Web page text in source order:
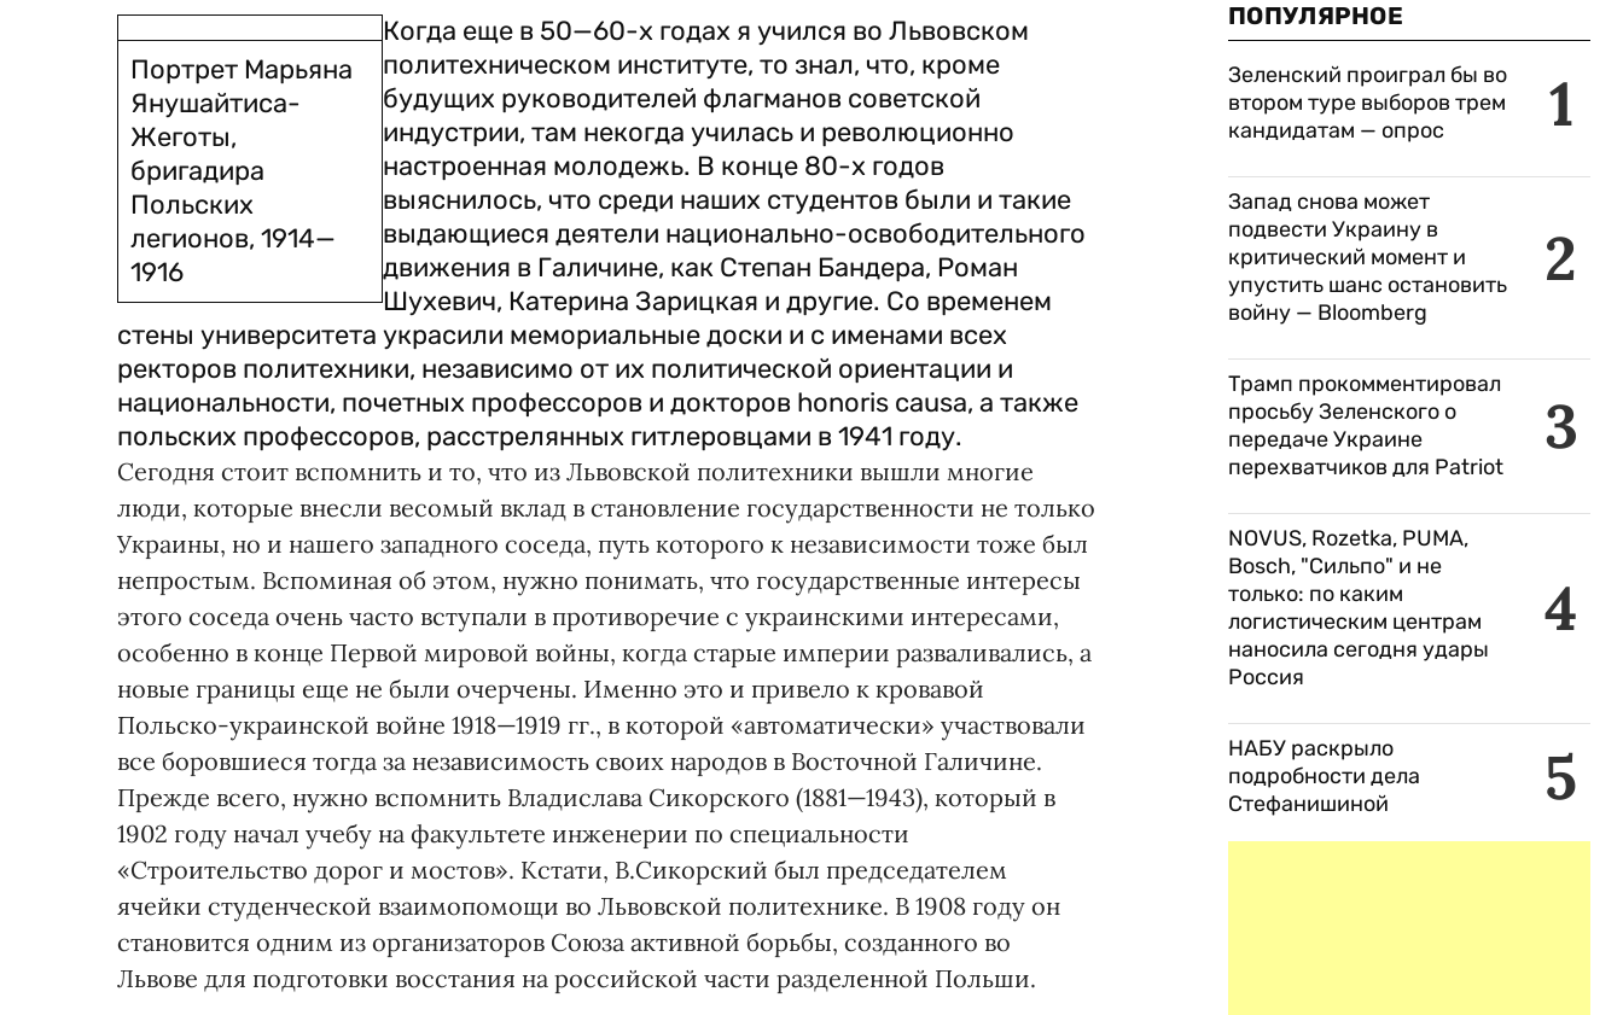
Портрет Марьяна
Янушайтиса-
Жеготы,
бригадира
Польских
легионов, 1914—
1916
Когда еще в 50—60-х годах я учился во Львовском
политехническом институте, то знал, что, кроме
будущих руководителей флагманов советской
индустрии, там некогда училась и революционно
настроенная молодежь. В конце 80-х годов
выяснилось, что среди наших студентов были и такие
выдающиеся деятели национально-освободительного
движения в Галичине, как Степан Бандера, Роман
Шухевич, Катерина Зарицкая и другие. Со временем
стены университета украсили мемориальные доски и с именами всех
ректоров политехники, независимо от их политической ориентации и
национальности, почетных профессоров и докторов honoris causa, а также
польских профессоров, расстрелянных гитлеровцами в 1941 году.
Сегодня стоит вспомнить и то, что из Львовской политехники вышли многие
люди, которые внесли весомый вклад в становление государственности не только
Украины, но и нашего западного соседа, путь которого к независимости тоже был
непростым. Вспоминая об этом, нужно понимать, что государственные интересы
этого соседа очень часто вступали в противоречие с украинскими интересами,
особенно в конце Первой мировой войны, когда старые империи разваливались, а
новые границы еще не были очерчены. Именно это и привело к кровавой
Польско-украинской войне 1918—1919 гг., в которой «автоматически» участвовали
все боровшиеся тогда за независимость своих народов в Восточной Галичине.
Прежде всего, нужно вспомнить Владислава Сикорского (1881—1943), который в
1902 году начал учебу на факультете инженерии по специальности
«Строительство дорог и мостов». Кстати, В.Сикорский был председателем
ячейки студенческой взаимопомощи во Львовской политехнике. В 1908 году он
становится одним из организаторов Союза активной борьбы, созданного во
Львове для подготовки восстания на российской части разделенной Польши.
ПОПУЛЯРНОЕ
1
Зеленский проиграл бы во
втором туре выборов трем
кандидатам — опрос
2
Запад снова может
подвести Украину в
критический момент и
упустить шанс остановить
войну — Bloomberg
3
Трамп прокомментировал
просьбу Зеленского о
передаче Украине
перехватчиков для Patriot
4
NOVUS, Rozetka, PUMA,
Bosch, "Сильпо" и не
только: по каким
логистическим центрам
наносила сегодня удары
Россия
5
НАБУ раскрыло
подробности дела
Стефанишиной